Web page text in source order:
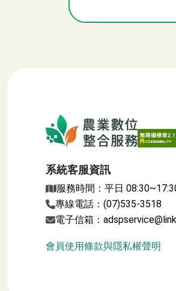
農
系統客服資訊
服務時間：平日
專線電話：(07)535-3518
電子信箱：
會員使用條款與隱私權聲明